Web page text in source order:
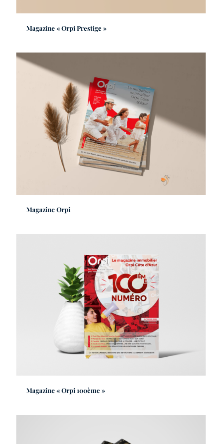
Magazine « Orpi Prestige »
Magazine Orpi
Magazine « Orpi 100ème »